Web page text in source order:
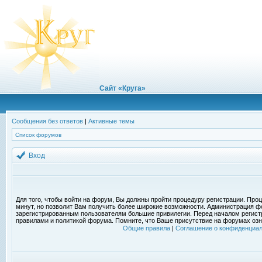
Сайт «Круга»
Сообщения без ответов | Активные темы
Список форумов
Вход
Для того, чтобы войти на форум, Вы должны пройти процедуру регистрации.
минут, но позволит Вам получить более широкие возможности. Администрация
зарегистрированным пользователям большие привилегии. Перед началом
правилами и политикой форума. Помните, что Ваше присутствие на форумах
Общие правила| Соглашение о